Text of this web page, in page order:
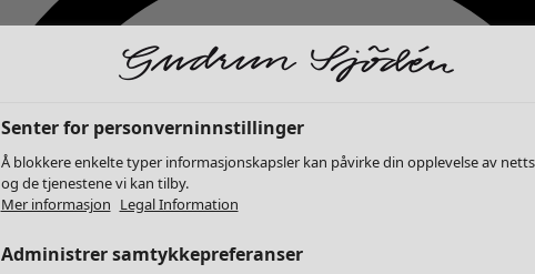
Senter for personverninnstillinger
Å blokkere enkelte typer informasjonskapsler kan påvirke din opplevelse av
og de tjenestene vi kan tilby.
Mer informasjon Legal Information
Administrer samtykkepreferanser